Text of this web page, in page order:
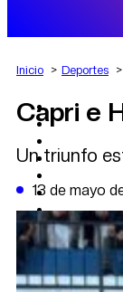
AGRO
DATA
DE LA
Inicio Deportes
Capri e
Un triunfo
13 de mayo